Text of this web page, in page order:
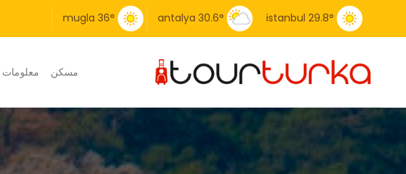
istanbul 29.8°
antalya 30.6°
mugla 36°
مسكن